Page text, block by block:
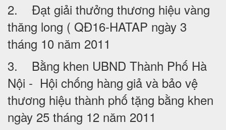
2. Đạt giải thưởng thương hiệu vàng
thăng long ( QĐ16-HATAP ngày 3
tháng 10 năm 2011
3. Bằng khen UBND Thành Phố Hà
Nội - Hội chống hàng giả và bảo vệ
thương hiệu thành phố tặng bằng khen
ngày 25 tháng 12 năm 2011